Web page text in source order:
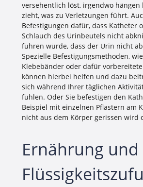
versehentlich löst, irgendwo
zieht, was zu Verletzungen führt.
Befestigungen dafür, dass Katheter
Schlauch des Urinbeutels nicht
führen würde, dass der Urin nicht
Spezielle Befestigungsmethoden,
Klebebänder oder dafür
können hierbei helfen und dazu
sich während Ihrer täglichen
fühlen. Oder Sie befestigen den
Beispiel mit einzelnen Pflastern am
nicht aus dem Körper gerissen wird
Ernährung und